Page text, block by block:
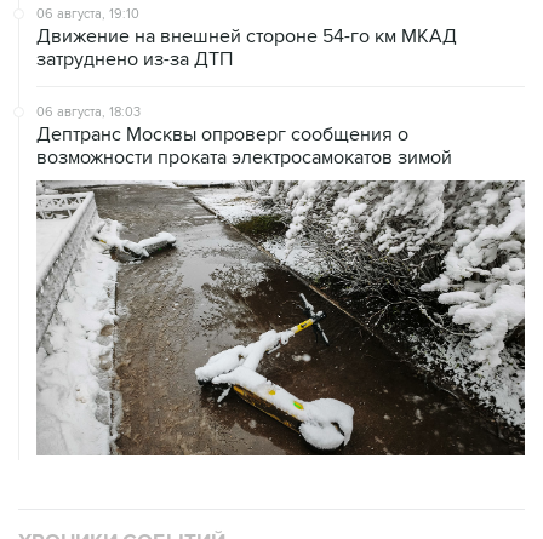
06 августа, 19:10
Движение на внешней стороне 54-го км МКАД
затруднено из-за ДТП
06 августа, 18:03
Дептранс Москвы опроверг сообщения о
возможности проката электросамокатов зимой